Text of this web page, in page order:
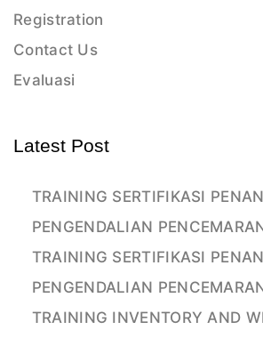
Registration
Contact Us
Evaluasi
Latest Post
TRAINING SERTIFIKASI
PENGENDALIAN
TRAINING SERTIFIKASI
PENGENDALIAN
TRAINING INVENTORY AND